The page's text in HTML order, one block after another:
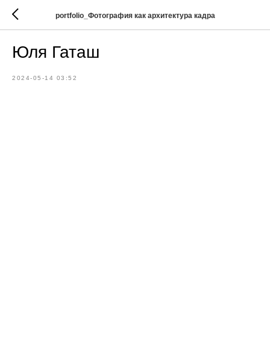
portfolio_Фотография как архитектура кадра
Юля Гаташ
2024-05-14 03:52